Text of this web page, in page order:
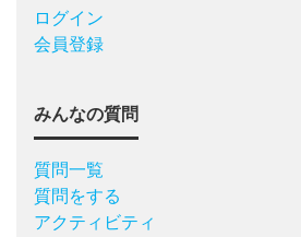
ログイン
会員登録
みんなの質問
質問一覧
質問をする
アクティビティ